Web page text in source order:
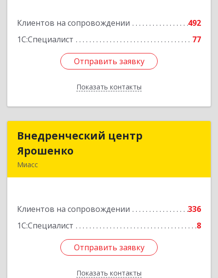
Клиентов на сопровождении
492
1С:Специалист
77
Отправить заявку
Показать контакты
Подробнее
Отправить заявку
Назад
Внедренческий центр
Ярошенко
Миасс
Клиентов на сопровождении
336
1С:Специалист
8
Отправить заявку
Показать контакты
Внедренческий центр
Подробнее
Отправить заявку
Назад